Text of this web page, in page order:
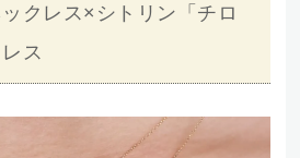
ックレス×シトリン「チロ
ス